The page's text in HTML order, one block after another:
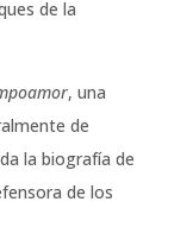
de la
, una
de
la biografía de
de los